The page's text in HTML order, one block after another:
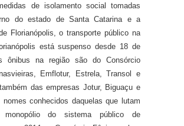
de isolamento social tomadas
do estado de Santa Catarina e a
Florianópolis, o transporte público na
está suspenso desde 18 de
ônibus na região são do Consórcio
Emflotur, Estrela, Transol e
das empresas Jotur, Biguaçu e
nomes conhecidos daquelas que lutam
do sistema público de